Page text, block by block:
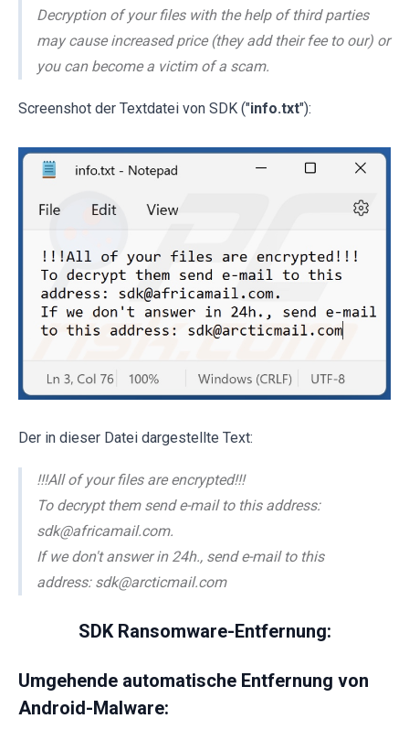
Decryption of your files with the help of third parties
may cause increased price (they add their fee to our) or
you can become a victim of a scam.
Screenshot der Textdatei von SDK ("info.txt"):
Der in dieser Datei dargestellte Text:
!!!All of your files are encrypted!!!
To decrypt them send e-mail to this address:
sdk@africamail.com.
If we don't answer in 24h., send e-mail to this
address: sdk@arcticmail.com
SDK Ransomware-Entfernung:
Umgehende automatische Entfernung von
Android-Malware: